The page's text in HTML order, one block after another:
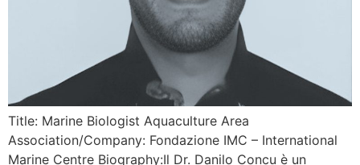
Title: Marine Biologist Aquaculture Area
Association/Company: Fondazione IMC – International
Marine Centre Biography:Il Dr. Danilo Concu è un